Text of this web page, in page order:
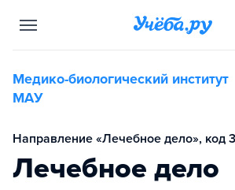
Медико-биологический институт
МАУ
Направление «Лечебное дело», код
Лечебное дело